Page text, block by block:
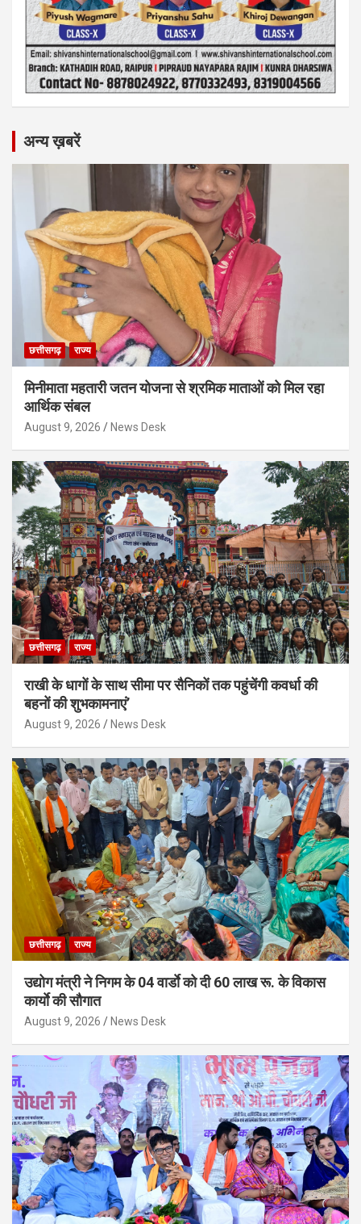
अन्य ख़बरें
छत्तीसगढ़ राज्य
मिनीमाता महतारी जतन योजना से श्रमिक माताओं को मिल रहा
आर्थिक संबल
August 9, 2026 News Desk
छत्तीसगढ़ राज्य
राखी के धागों के साथ सीमा पर सैनिकों तक पहुंचेंगी कवर्धा की
बहनों की शुभकामनाएं’
August 9, 2026 News Desk
छत्तीसगढ़ राज्य
उद्योग मंत्री ने निगम के 04 वार्डाे को दी 60 लाख रू. के विकास
कार्याे की सौगात
August 9, 2026 News Desk